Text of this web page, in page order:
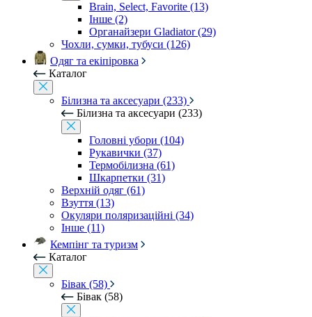
Brain, Select, Favorite (13)
Інше (2)
Органайзери Gladiator (29)
Чохли, сумки, тубуси (126)
Одяг та екіпіровка
Каталог
Білизна та аксесуари (233)
Білизна та аксесуари (233)
Головні убори (104)
Рукавички (37)
Термобілизна (61)
Шкарпетки (31)
Верхній одяг (61)
Взуття (13)
Окуляри поляризаційні (34)
Інше (11)
Кемпінг та туризм
Каталог
Бівак (58)
Бівак (58)